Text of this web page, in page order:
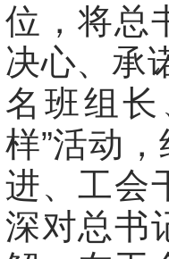
位，将总
决心、承
名班组
样”活动
进、工会
深对总书